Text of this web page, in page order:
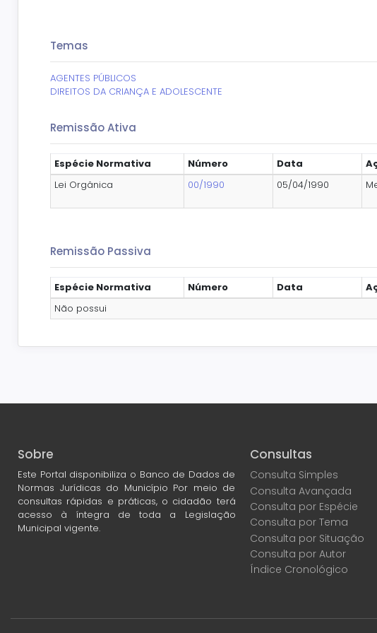
Temas
AGENTES PÚBLICOS
DIREITOS DA CRIANÇA E ADOLESCENTE
Remissão Ativa
Espécie Normativa Número Data
Lei Orgânica
00/1990 05/04/1990
Remissão Passiva
Espécie Normativa Número Data
Não possui
Sobre
Este Portal disponibiliza o Banco de Dados de
Normas Jurídicas do Município Por meio de
consultas rápidas e práticas, o cidadão terá
acesso à íntegra de toda a Legislação
Municipal vigente.
Consultas
Consulta Simples
Consulta Avançada
Consulta por Espécie
Consulta por Tema
Consulta por Situação
Consulta por Autor
Índice Cronológico